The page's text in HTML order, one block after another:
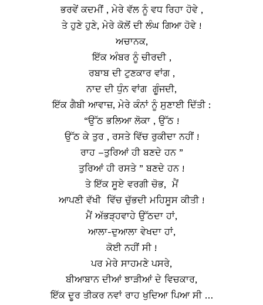
ਭਰਵੇਂ ਕਦਮੀਂ , ਮੇਰੇ ਵੱਲ ਨੂੰ ਵਧ ਰਿਹਾ ਹੋਵੇ ,
ਤੇ ਹੁਣੇ ਹੁਣੇ, ਮੇਰੇ ਕੋਲੋਂ ਦੀ ਲੰਘ ਗਿਆ ਹੋਵੇ !
ਅਚਾਨਕ,
ਇੱਕ ਅੰਬਰ ਨੂੰ ਚੀਰਦੀ ,
ਰਬਾਬ ਦੀ ਟੁਣਕਾਰ ਵਾਂਗ ,
ਨਾਦ ਦੀ ਧੁੰਨ ਵਾਂਗ ਗੂੰਜਦੀ,
ਇੱਕ ਗੈਬੀ ਆਵਾਜ਼, ਮੇਰੇ ਕੰਨਾਂ ਨੂੰ ਸੁਣਾਈ ਦਿੱਤੀ :
“ਉੱਠ ਭਲਿਆ ਲੋਕਾ , ਉੱਠ !
ਉੱਠ ਕੇ ਤੁਰ , ਰਸਤੇ ਵਿੱਚ ਰੁਕੀਦਾ ਨਹੀਂ !
ਰਾਹ –ਤੁਰਿਆਂ ਹੀ ਬਣਦੇ ਹਨ ”
ਤੁਰਿਆਂ ਹੀ ਰਸਤੇ ” ਬਣਦੇ ਹਨ !
ਤੇ ਇੱਕ ਸੂਏ ਵਰਗੀ ਚੋਭ, ਮੈਂ
ਆਪਣੀ ਵੱਖੀ ਵਿੱਚ ਚੁੱਭਦੀ ਮਹਿਸੂਸ ਕੀਤੀ !
ਮੈਂ ਅੱਭੜ੍ਹਵਾਹੇ ਉੱਠਦਾ ਹਾਂ,
ਆਲਾ-ਦੁਆਲਾ ਵੇਖਦਾ ਹਾਂ,
ਕੋਈ ਨਹੀਂ ਸੀ !
ਪਰ ਮੇਰੇ ਸਾਹਮਣੇ ਪਸਰੇ,
ਬੀਆਬਾਨ ਦੀਆਂ ਝਾੜੀਆਂ ਦੇ ਵਿਚਕਾਰ,
ਇੱਕ ਦੂਰ ਤੀਕਰ ਨਵਾਂ ਰਾਹ ਖੁਦਿਆ ਪਿਆ ਸੀ …